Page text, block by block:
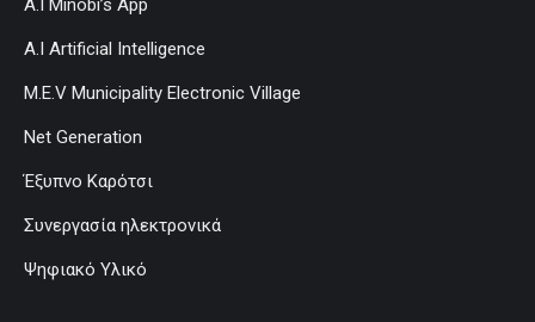
A.I Minobi’s App
A.I Artificial Intelligence
M.E.V Municipality Electronic Village
Net Generation
Έξυπνο Καρότσι
Συνεργασία ηλεκτρονικά
Ψηφιακό Υλικό